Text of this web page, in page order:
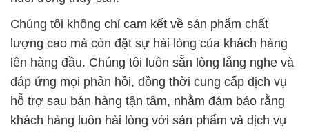
Chúng tôi không chỉ cam kết về sản phẩm chất
lượng cao mà còn đặt sự hài lòng của khách hàng
lên hàng đầu. Chúng tôi luôn sẵn lòng lắng nghe và
đáp ứng mọi phản hồi, đồng thời cung cấp dịch vụ
hỗ trợ sau bán hàng tận tâm, nhằm đảm bảo rằng
khách hàng luôn hài lòng với sản phẩm và dịch vụ